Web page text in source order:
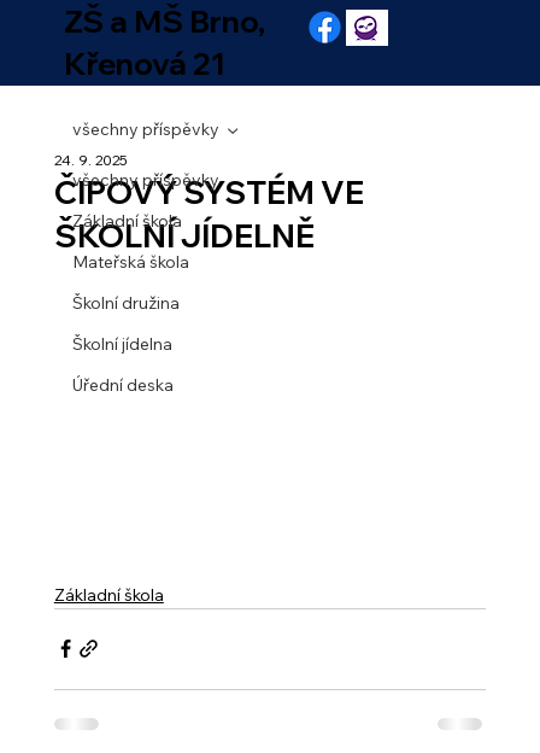
ZŠ a MŠ Brno,
Křenová 21
všechny příspěvky
Základní škola
Mateřská škola
Školní družina
Školní jídelna
Úřední deska
všechny příspěvky
ČIPOVÝ SYSTÉM VE
ŠKOLNÍ JÍDELNĚ
24. 9. 2025
Základní škola